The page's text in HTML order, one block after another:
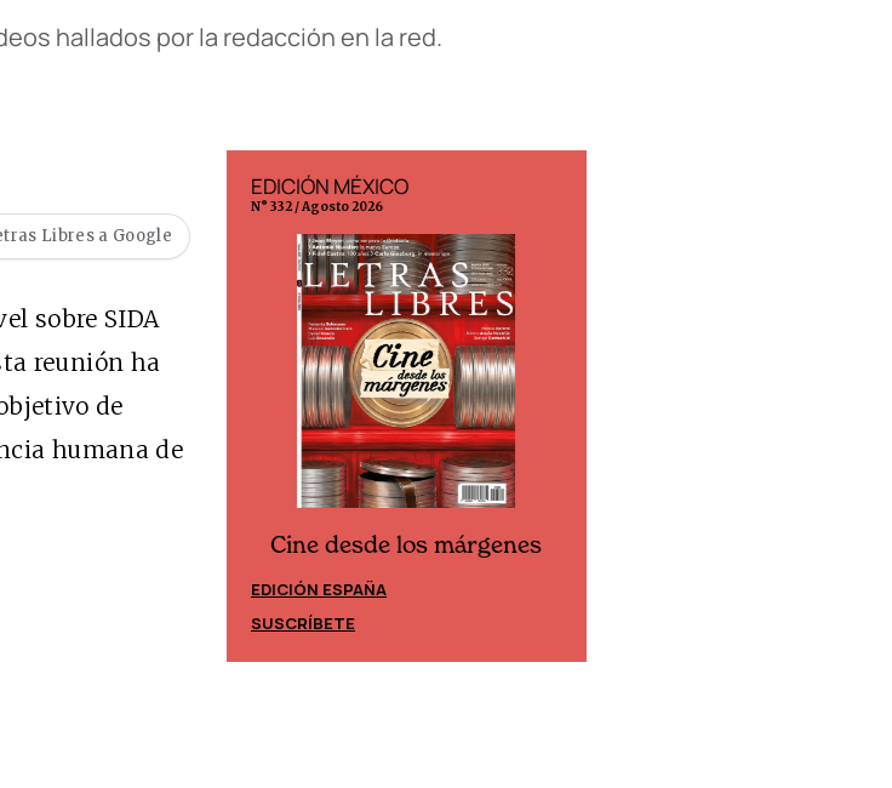
hallados por la redacción en la red.
Libres a Google
sobre SIDA
reunión ha
de
humana de
EDICIÓN MÉXICO
N° 332 / Agosto 2026
Cine desde los márgenes
EDICIÓN ESPAÑA
SUSCRÍBETE